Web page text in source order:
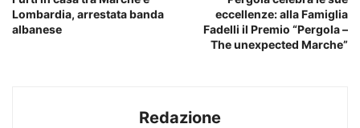
Lombardia, arrestata banda
albanese
eccellenze: alla Famiglia
Fadelli il Premio “Pergola –
The unexpected Marche”
Redazione